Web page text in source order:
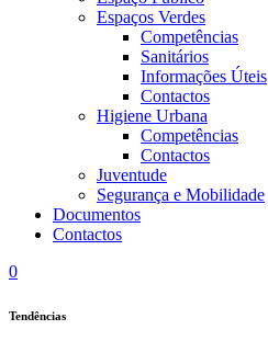
Espaços Verdes
Competências
Sanitários
Informações Úteis
Contactos
Higiene Urbana
Competências
Contactos
Juventude
Segurança e Mobilidade
Documentos
Contactos
0
Tendências